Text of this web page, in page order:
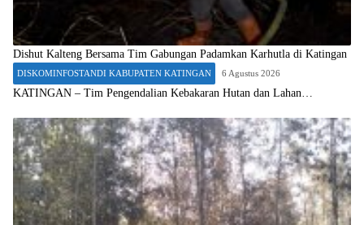
Dishut Kalteng Bersama Tim Gabungan Padamkan Karhutla di Katingan
DISKOMINFOSTANDI KABUPATEN KATINGAN 6 Agustus 2026
KATINGAN – Tim Pengendalian Kebakaran Hutan dan Lahan…